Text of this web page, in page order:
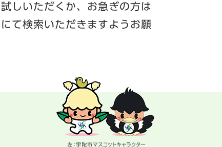
しいただくか、お急ぎの方は
て検索いただきますようお願